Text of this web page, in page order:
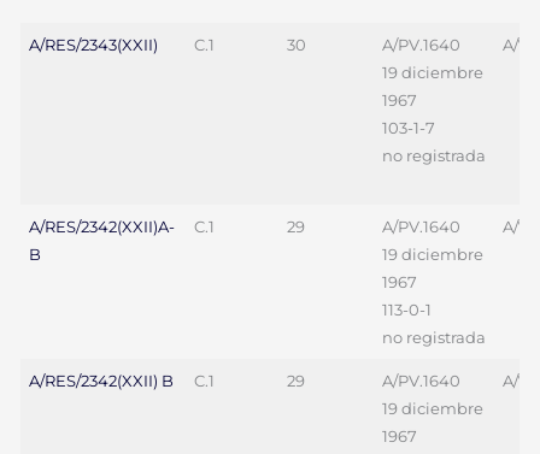
A/RES/2343(XXII) C.1 30
A/PV.1640
19 diciembre
1967
103-1-7
no registrada
A/
A/RES/2342(XXII)A-
B
C.1 29
A/PV.1640
19 diciembre
1967
113-0-1
no registrada
A/
A/RES/2342(XXII) B C.1 29
A/PV.1640
19 diciembre
1967
A/